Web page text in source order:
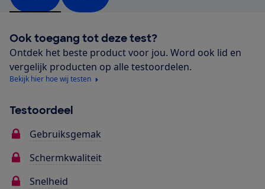
Ook toegang tot deze test?
Ontdek het beste product voor jou. Word ook lid en
vergelijk producten op alle testoordelen.
Bekijk hier hoe wij testen
Testoordeel
Gebruiksgemak
Schermkwaliteit
Snelheid